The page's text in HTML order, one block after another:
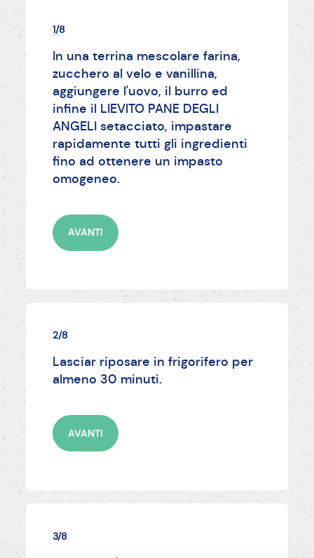
1/8
In una terrina mescolare farina,
zucchero al velo e vanillina,
aggiungere l'uovo, il burro ed
infine il LIEVITO PANE DEGLI
ANGELI setacciato, impastare
rapidamente tutti gli ingredienti
fino ad ottenere un impasto
omogeneo.
AVANTI
2/8
Lasciar riposare in frigorifero per
almeno 30 minuti.
AVANTI
3/8